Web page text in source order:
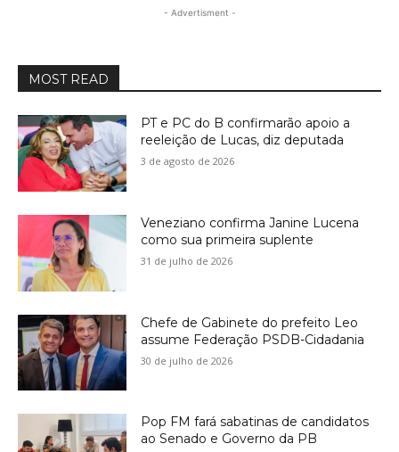
- Advertisment -
MOST READ
PT e PC do B confirmarão apoio a
reeleição de Lucas, diz deputada
3 de agosto de 2026
Veneziano confirma Janine Lucena
como sua primeira suplente
31 de julho de 2026
Chefe de Gabinete do prefeito Leo
assume Federação PSDB-Cidadania
30 de julho de 2026
Pop FM fará sabatinas de candidatos
ao Senado e Governo da PB